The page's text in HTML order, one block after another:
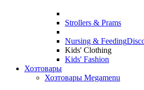
Strollers & Prams
Nursing & Feeding
Kids' Clothing
Kids' Fashion
Хозтовары
Хозтовары Megamenu